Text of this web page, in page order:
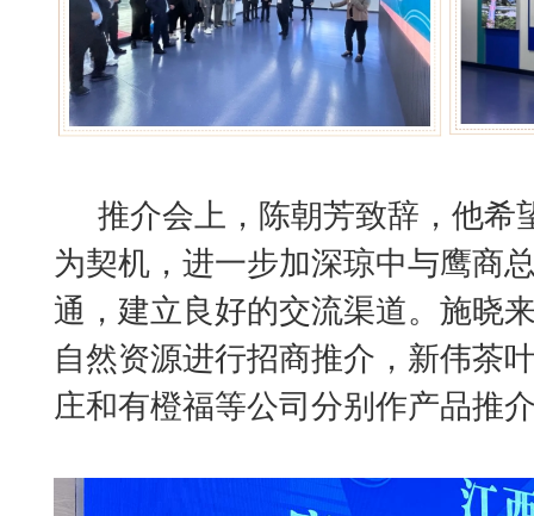
推介会上，陈朝芳致辞，他希
为契机，进一步加深琼中与鹰商
通，建立良好的交流渠道。施晓
自然资源进行招商推介，新伟茶
庄和有橙福等公司分别作产品推